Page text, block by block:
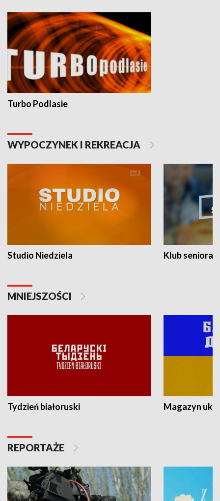
Turbo Podlasie
WYPOCZYNEK I REKREACJA
Studio Niedziela Klub seniora
MNIEJSZOŚCI
Tydzień białoruski Magazyn
REPORTAŻE